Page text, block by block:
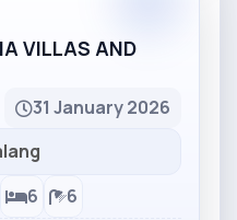
VILLAS AND
31 January 2026
6 6